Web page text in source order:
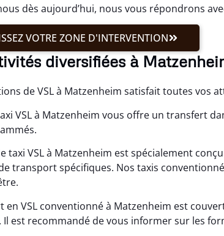
dès aujourd’hui, nous vous répondrons
VOTRE ZONE D'INTERVENTION
diversifiées à
de VSL à Matzenheim satisfait toutes vos
VSL à Matzenheim vous offre un transfert
taxi VSL à Matzenheim est spécialement
transport spécifiques. Nos taxis
en VSL conventionné à Matzenheim est
Il est recommandé de vous informer sur les